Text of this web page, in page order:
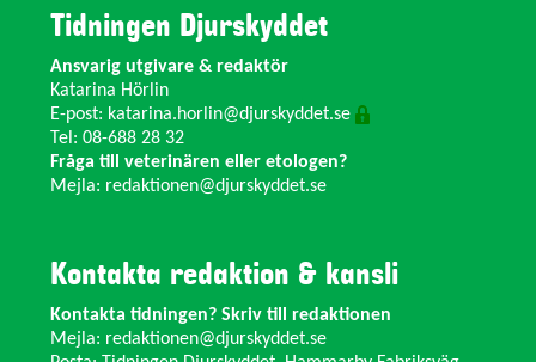
Tidningen Djurskyddet
Ansvarig utgivare & redaktör
Katarina Hörlin
E-post: katarina.horlin@djurskyddet.se
Tel: 08-688 28 32
Fråga till veterinären eller etologen?
Mejla: redaktionen@djurskyddet.se
Kontakta redaktion & kansli
Kontakta tidningen? Skriv till redaktionen
Mejla: redaktionen@djurskyddet.se